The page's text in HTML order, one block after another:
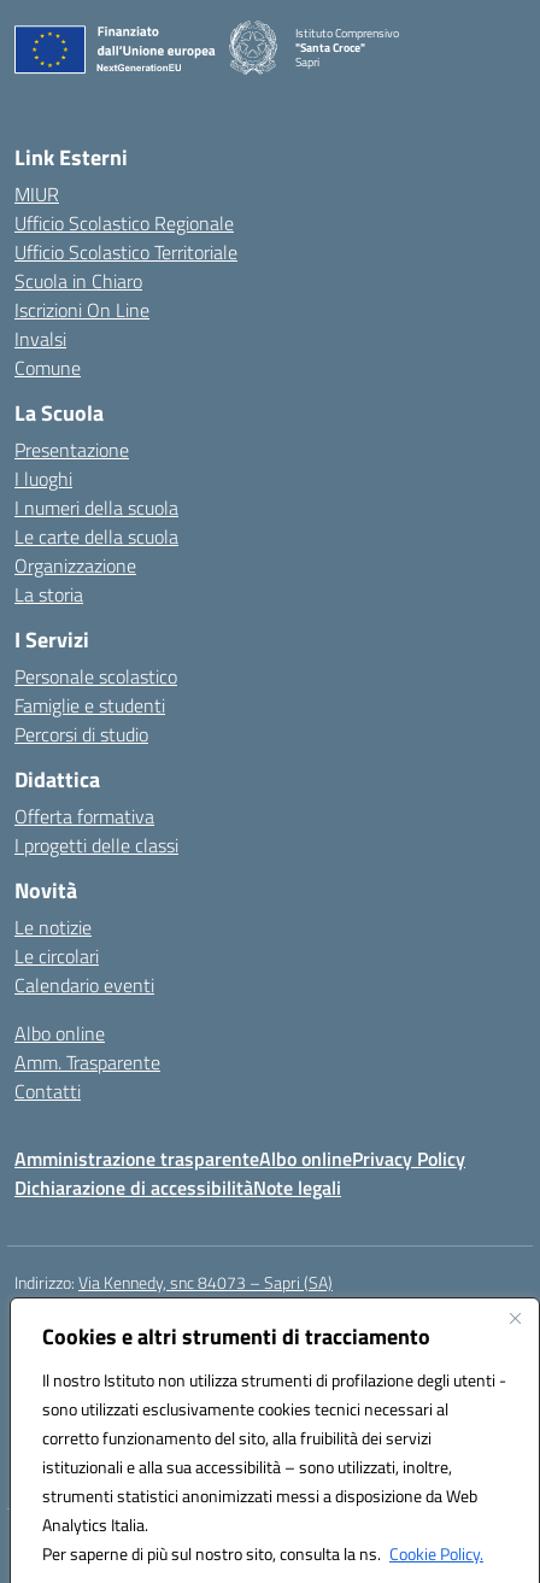
Cookies e altri strumenti di tracciamento
Il nostro Istituto non utilizza strumenti di profilazione degli utenti -
sono utilizzati esclusivamente cookies tecnici necessari al
corretto funzionamento del sito, alla fruibilità dei servizi
istituzionali e alla sua accessibilità – sono utilizzati, inoltre,
strumenti statistici anonimizzati messi a disposizione da Web
Analytics Italia.
Per saperne di più sul nostro sito, consulta la ns. Cookie Policy.
Istituto Comprensivo
"Santa Croce"
Sapri
— Visita la pagina iniziale della scuola
Link Esterni
MIUR
Ufficio Scolastico Regionale
Ufficio Scolastico Territoriale
Scuola in Chiaro
Iscrizioni On Line
Invalsi
Comune
La Scuola
Presentazione
I luoghi
I numeri della scuola
Le carte della scuola
Organizzazione
La storia
I Servizi
Personale scolastico
Famiglie e studenti
Percorsi di studio
Didattica
Offerta formativa
I progetti delle classi
Novità
Le notizie
Le circolari
Calendario eventi
Albo online
Amm. Trasparente
Contatti
Amministrazione trasparenteAlbo onlinePrivacy Policy
Dichiarazione di accessibilitàNote legali
Indirizzo:Via Kennedy, snc 84073 – Sapri (SA)
Centralino:
Posta elettronica certificata (PEC):saic878008@pec.istruzione.it
Codice fiscale: 84002700650
Codice meccanografico:SAIC878008
Codice Indice delle Pubbliche Amministrazioni (IPA): istsc_saic878008
Codice unico di fatturazione (CUF): UFYPHY
Hosting & Powered by 3D Solution S.r.l.
Concept & Design by Designers Italia